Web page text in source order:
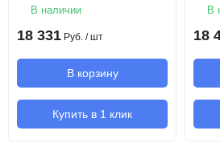
В наличии
18 331 Руб. / шт
В корзину
Купить в 1 клик
В
18